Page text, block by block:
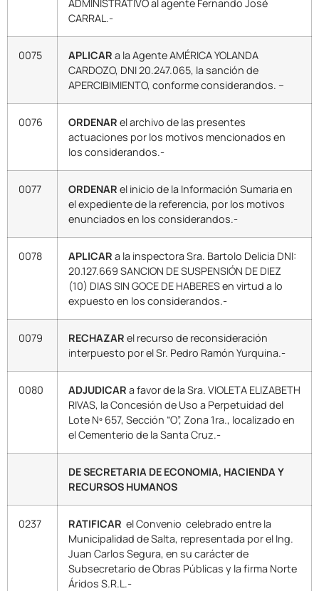
ADMINISTRATIVO al agente Fernando José
CARRAL.-
0075 APLICAR a la Agente AMÉRICA YOLANDA
CARDOZO, DNI 20.247.065, la sanción de
APERCIBIMIENTO, conforme considerandos. –
0076 ORDENAR el archivo de las presentes
actuaciones por los motivos mencionados en
los considerandos.-
0077 ORDENAR el inicio de la Información Sumaria en
el expediente de la referencia, por los motivos
enunciados en los considerandos.-
0078 APLICAR a la inspectora Sra. Bartolo Delicia DNI:
20.127.669 SANCION DE SUSPENSIÓN DE DIEZ
(10) DIAS SIN GOCE DE HABERES en virtud a lo
expuesto en los considerandos.-
0079 RECHAZAR el recurso de reconsideración
interpuesto por el Sr. Pedro Ramón Yurquina.-
0080 ADJUDICAR a favor de la Sra. VIOLETA ELIZABETH
RIVAS, la Concesión de Uso a Perpetuidad del
Lote Nº 657, Sección “O”, Zona 1ra., localizado en
el Cementerio de la Santa Cruz.-
DE SECRETARIA DE ECONOMIA, HACIENDA Y
RECURSOS HUMANOS
0237 RATIFICAR el Convenio celebrado entre la
Municipalidad de Salta, representada por el Ing.
Juan Carlos Segura, en su carácter de
Subsecretario de Obras Públicas y la firma Norte
Áridos S.R.L.-